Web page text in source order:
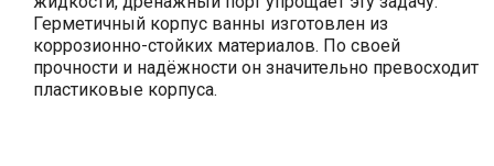
Герметичный корпус ванны изготовлен из
коррозионно-стойких материалов. По своей
прочности и надёжности он значительно превосходит
пластиковые корпуса.